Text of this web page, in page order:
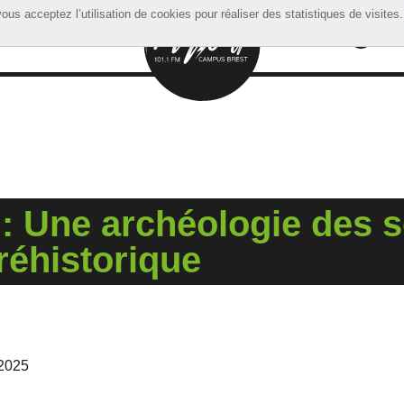
acceptez l’utilisation de cookies pour réaliser des statistiques de visites.
acceptez l’utilisation de cookies pour réaliser des statistiques de visites.
Une archéologie des